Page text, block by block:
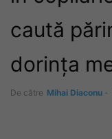
caută
dorința
De către Mihai Diaconu -